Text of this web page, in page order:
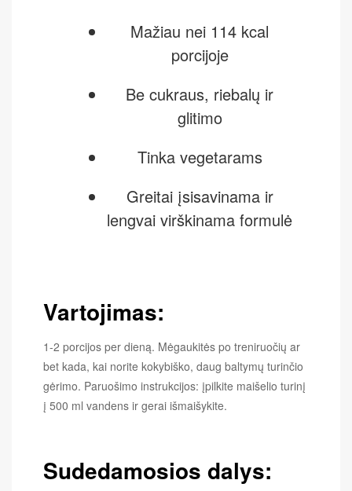
Mažiau nei 114 kcal
porcijoje
Be cukraus, riebalų ir
glitimo
Tinka vegetarams
Greitai įsisavinama ir
lengvai virškinama formulė
Vartojimas:
1-2 porcijos per dieną. Mėgaukitės po treniruočių ar
bet kada, kai norite kokybiško, daug baltymų turinčio
gėrimo. Paruošimo instrukcijos: įpilkite maišelio turinį
į 500 ml vandens ir gerai išmaišykite.
Sudedamosios dalys: